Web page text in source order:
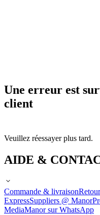
Une erreur est
client
Veuillez réessayer plus tard.
AIDE &
Commande & livraison
ExpressSuppliers @ Manor
MediaManor sur WhatsApp